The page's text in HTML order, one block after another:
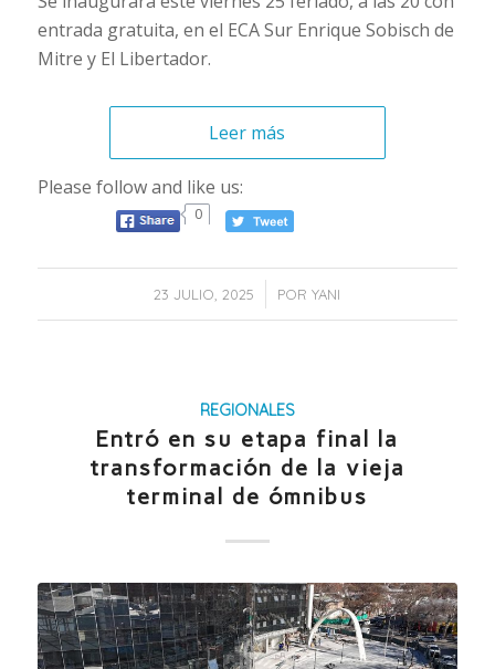
entrada gratuita, en el ECA Sur Enrique Sobisch de
Mitre y El Libertador.
Leer más
Please follow and like us:
0
23 JULIO, 2025 PORYANI
REGIONALES
Entró en su etapa final la
transformación de la vieja
terminal de ómnibus